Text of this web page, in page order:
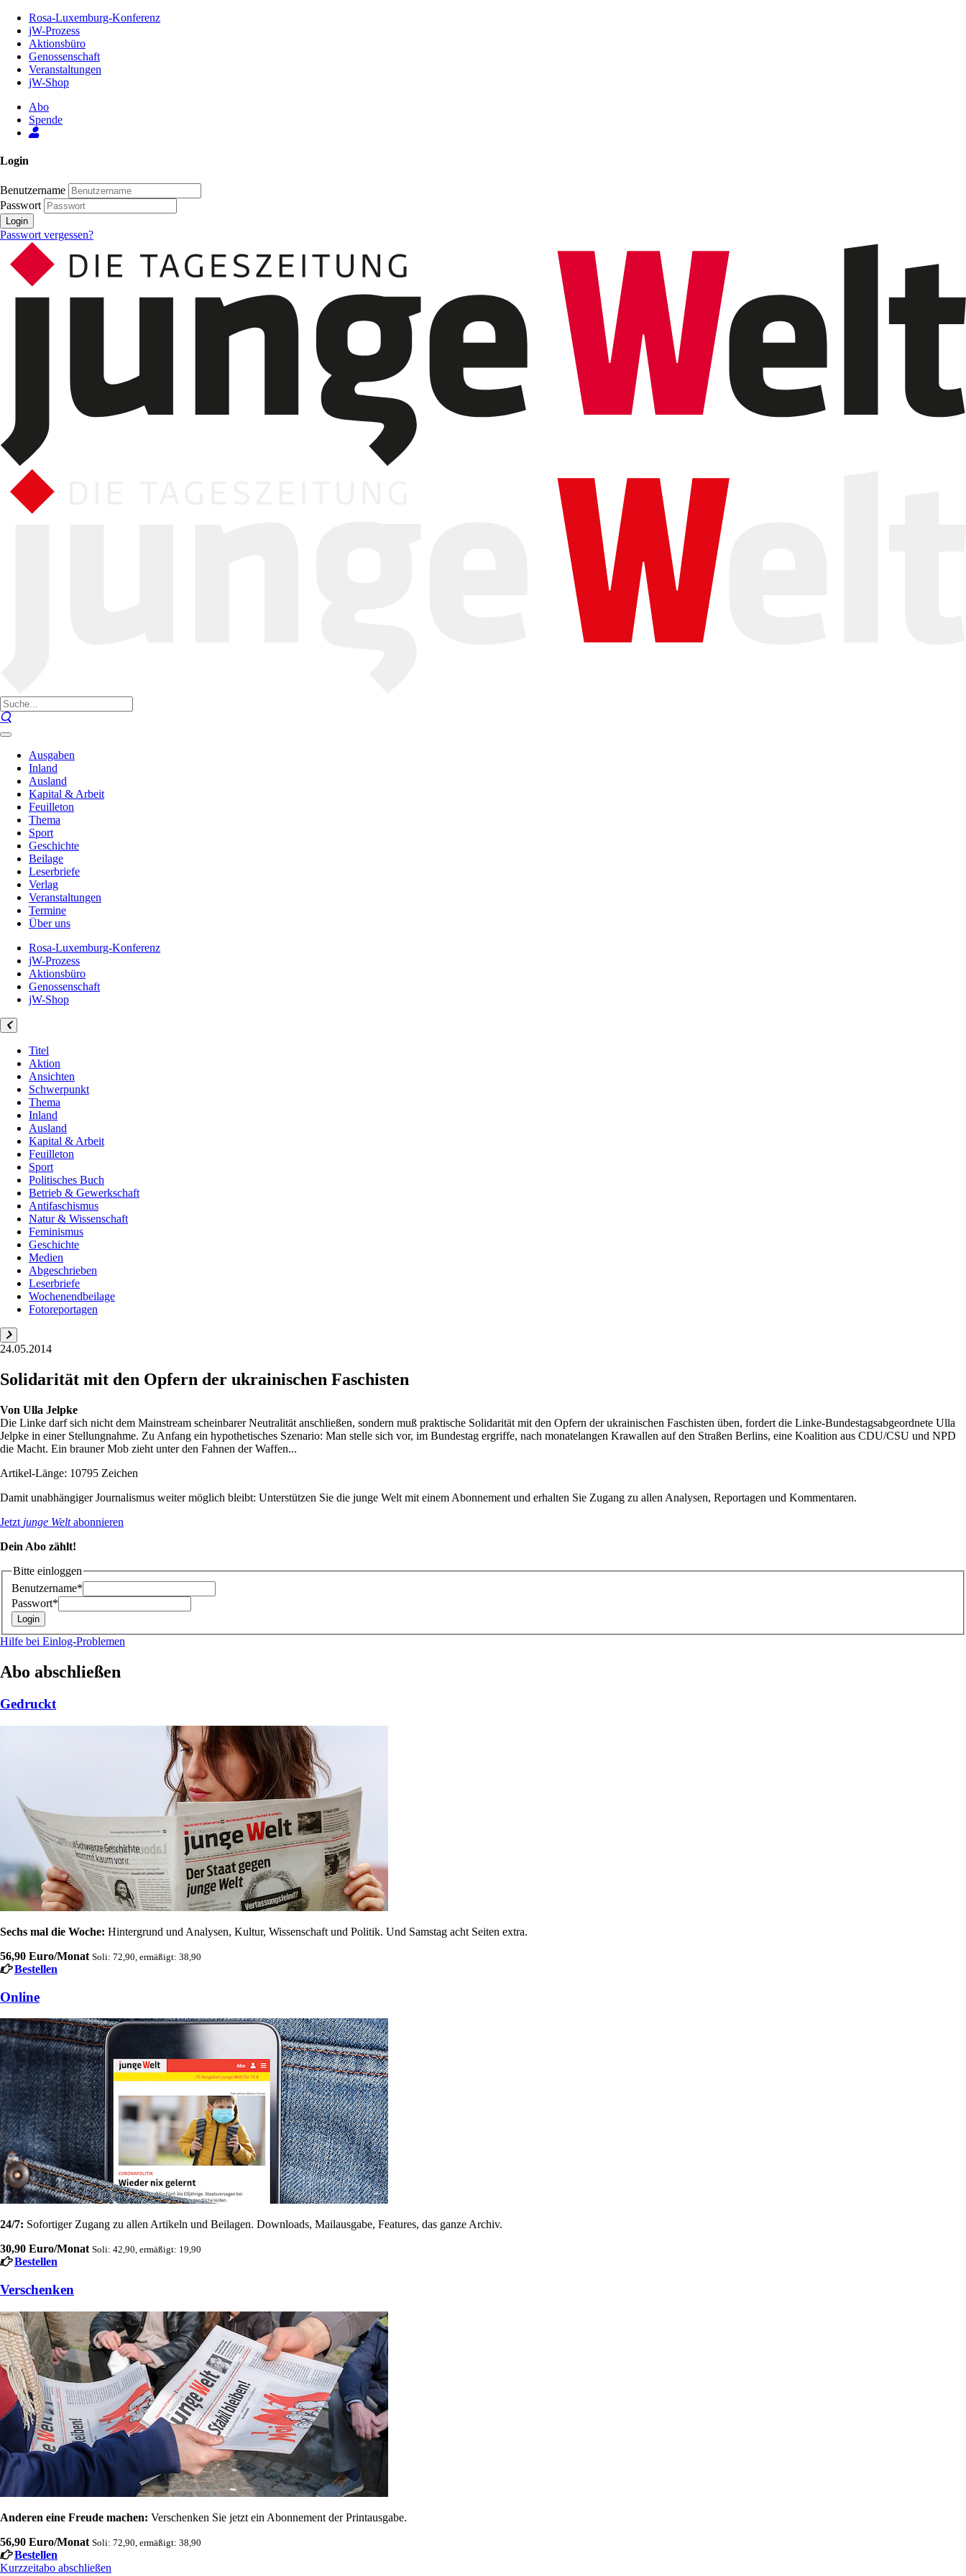
Inhalt
Seite
Rosa-Luxemburg-Konferenz
jW-Prozess
Aktionsbüro
Genossenschaft
Veranstaltungen
jW-Shop
Abo
Spende
Login
Benutzername
Passwort
Login
Passwort vergessen?
Ausgaben
Inland
Ausland
Kapital & Arbeit
Feuilleton
Thema
Sport
Geschichte
Beilage
Leserbriefe
Verlag
Veranstaltungen
Termine
Über uns
Rosa-Luxemburg-Konferenz
jW-Prozess
Aktionsbüro
Genossenschaft
jW-Shop
Titel
Aktion
Ansichten
Schwerpunkt
Thema
Inland
Ausland
Kapital & Arbeit
Feuilleton
Sport
Politisches Buch
Betrieb & Gewerkschaft
Antifaschismus
Natur & Wissenschaft
Feminismus
Geschichte
Medien
Abgeschrieben
Leserbriefe
Wochenendbeilage
Fotoreportagen
24.05.2014
Solidarität mit den Opfern der ukrainischen Faschisten
Von Ulla Jelpke
Die Linke darf sich nicht dem Mainstream scheinbarer Neutralität anschließen, sondern muß praktische Solidarität mit den Opfern der ukrainischen Faschisten üben, fordert die Linke-Bundestagsabgeordnete Ulla
Jelpke in einer Stellungnahme. Zu Anfang ein hypothetisches Szenario: Man stelle sich vor, im Bundestag ergriffe, nach monatelangen Krawallen auf den Straßen Berlins, eine Koalition aus CDU/CSU und NPD
die Macht. Ein brauner Mob zieht unter den Fahnen der Waffen...
Artikel-Länge: 10795 Zeichen
Damit unabhängiger Journalismus weiter möglich bleibt: Unterstützen Sie die junge Welt mit einem Abonnement und erhalten Sie Zugang zu allen Analysen, Reportagen und Kommentaren.
Jetzt junge Weltabonnieren
Dein Abo zählt!
Bitte einloggen
Benutzername*
Passwort*
Hilfe bei Einlog-Problemen
Abo abschließen
Gedruckt
Sechs mal die Woche: Hintergrund und Analysen, Kultur, Wissenschaft und Politik. Und Samstag acht Seiten extra.
56,90 Euro/Monat Soli: 72,90, ermäßigt: 38,90
Bestellen
Online
24/7: Sofortiger Zugang zu allen Artikeln und Beilagen. Downloads, Mailausgabe, Features, das ganze Archiv.
30,90 Euro/Monat Soli: 42,90, ermäßigt: 19,90
Bestellen
Verschenken
Anderen eine Freude machen: Verschenken Sie jetzt ein Abonnement der Printausgabe.
56,90 Euro/Monat Soli: 72,90, ermäßigt: 38,90
Bestellen
Kurzzeitabo abschließen